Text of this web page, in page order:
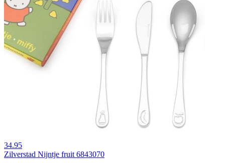
34.95
Zilverstad Nijntje fruit 6843070